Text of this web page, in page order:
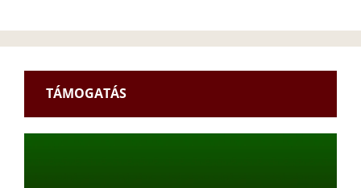
TÁMOGATÁS